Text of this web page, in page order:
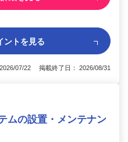
ントを見る
07/22 掲載終了日： 2026/08/31
ムの設置・メンテナン